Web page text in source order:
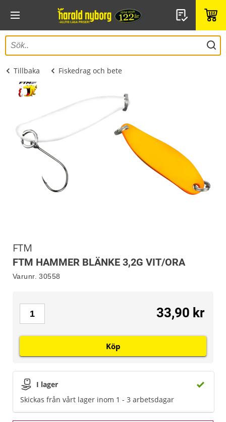
Tillbaka Fiskedrag och bete
FTM
FTM HAMMER BLÄNKE 3,2G VIT/ORA
Varunr. 30558
I lager
Skickas från vårt lager inom 1 - 3 arbetsdagar
33,90 kr
Köp